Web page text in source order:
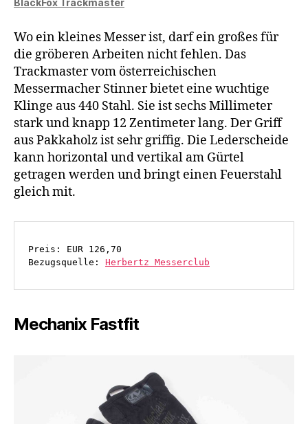
Wo ein kleines Messer ist, darf ein großes für
die gröberen Arbeiten nicht fehlen. Das
Trackmaster vom österreichischen
Messermacher Stinner bietet eine wuchtige
Klinge aus 440 Stahl. Sie ist sechs Millimeter
stark und knapp 12 Zentimeter lang. Der Griff
aus Pakkaholz ist sehr griffig. Die Lederscheide
kann horizontal und vertikal am Gürtel
getragen werden und bringt einen Feuerstahl
gleich mit.
Preis: EUR 126,70
Bezugsquelle: Herbertz Messerclub
Mechanix Fastfit